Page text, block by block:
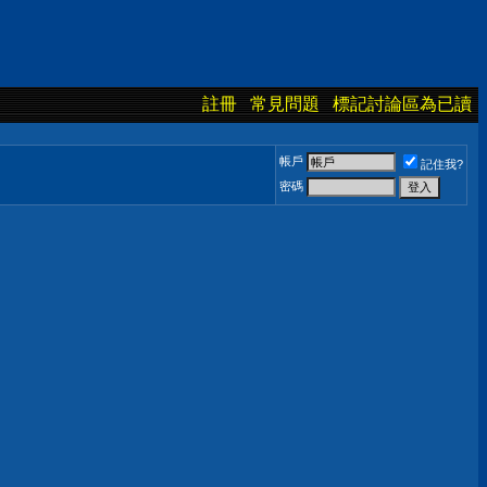
註冊 常見問題 標記討論區為已讀
帳戶
記住我?
密碼